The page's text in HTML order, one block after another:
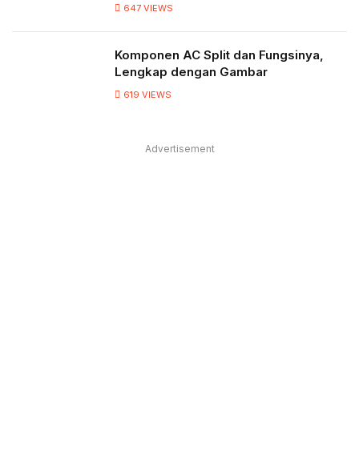
647 VIEWS
Komponen AC Split dan Fungsinya,
Lengkap dengan Gambar
619 VIEWS
Advertisement